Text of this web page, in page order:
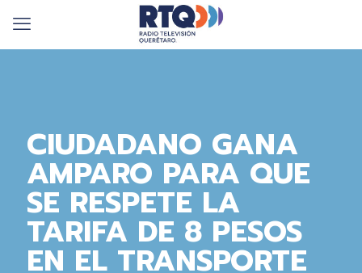
CIUDADANO GANA
AMPARO PARA QUE
SE RESPETE LA
TARIFA DE 8 PESOS
EN EL TRANSPORTE